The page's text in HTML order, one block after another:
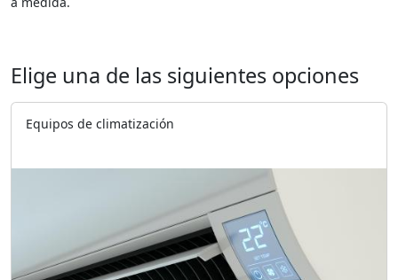
Elige una de las siguientes opciones
Equipos de climatización